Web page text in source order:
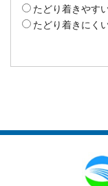
たどり着きやす
たどり着きにく